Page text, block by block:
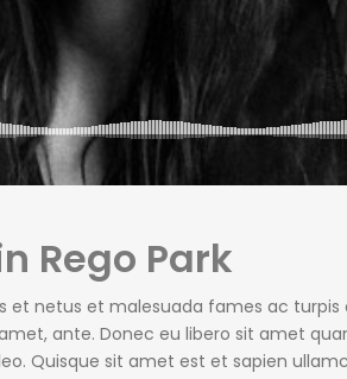
Rego Park
et netus et malesuada fames ac turpis
ante. Donec eu libero sit amet
Quisque sit amet est et sapien